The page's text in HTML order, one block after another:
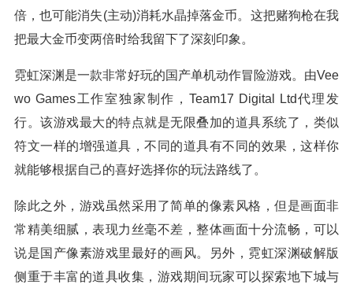
倍，也可能消失(主动)消耗水晶掉落金币。这把赌狗枪在我
把最大金币变两倍时给我留下了深刻印象。
霓虹深渊是一款非常好玩的国产单机动作冒险游戏。由Vee
wo Games工作室独家制作，Team17 Digital Ltd代理发
行。该游戏最大的特点就是无限叠加的道具系统了，类似
符文一样的增强道具，不同的道具有不同的效果，这样你
就能够根据自己的喜好选择你的玩法路线了。
除此之外，游戏虽然采用了简单的像素风格，但是画面非
常精美细腻，表现力丝毫不差，整体画面十分流畅，可以
说是国产像素游戏里最好的画风。另外，霓虹深渊破解版
侧重于丰富的道具收集，游戏期间玩家可以探索地下城与